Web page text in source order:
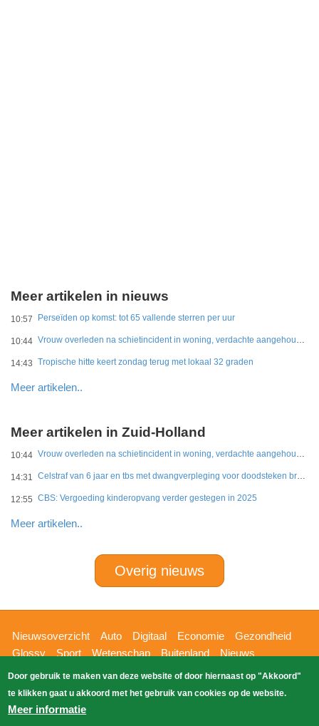
Meer artikelen in nieuws
10:57 Perseïden op komst: tot 65 vallende sterren per uur
10:44 Vrouw overleden na schietincident in woning, verdachte aangehouden
14:43 Tropische hitte keert zondag terug met lokaal 32 graden
Meer artikelen..
Meer artikelen in Zuid-Holland
10:44 Vrouw overleden na schietincident in woning, verdachte aangehouden
14:31 Celstraf van 6 jaar en tbs met dwangverpleging voor doodsteken broer in Gouda
12:55 CBS: Vergoeding kinderopvang verder gestegen in 2025
Meer artikelen..
Overig nieuws
Hoofdnavigatie
Nieuwsoverzicht Auto Digitaal Economie
Gezondheid
Glossy
Sport Wetenschap Buitenland
Nieuws
Bizzpress
Blik op 112 Provincies
Weekoverzicht
Zoeken
Copyright Blik Op Nieuws 2026gehost
Door gebruik te maken van deze website of door hiernaast op "Akkoord"
te klikken gaat u akkoord met het gebruik van cookies op de website.
Meer informatie